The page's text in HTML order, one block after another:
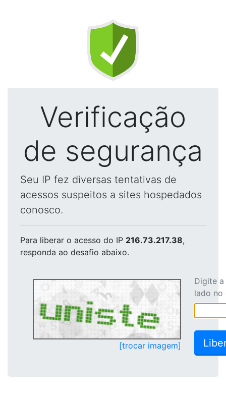
Verificação
de segurança
Seu IP fez diversas tentativas de
acessos suspeitos a sites hospedados
conosco.
Para liberar o acesso do IP 216.73.217.38,
responda ao desafio abaixo.
[trocar imagem]
Digite
lado no